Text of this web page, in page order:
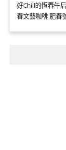
好Chill的恆春午
春文藝咖啡 肥春